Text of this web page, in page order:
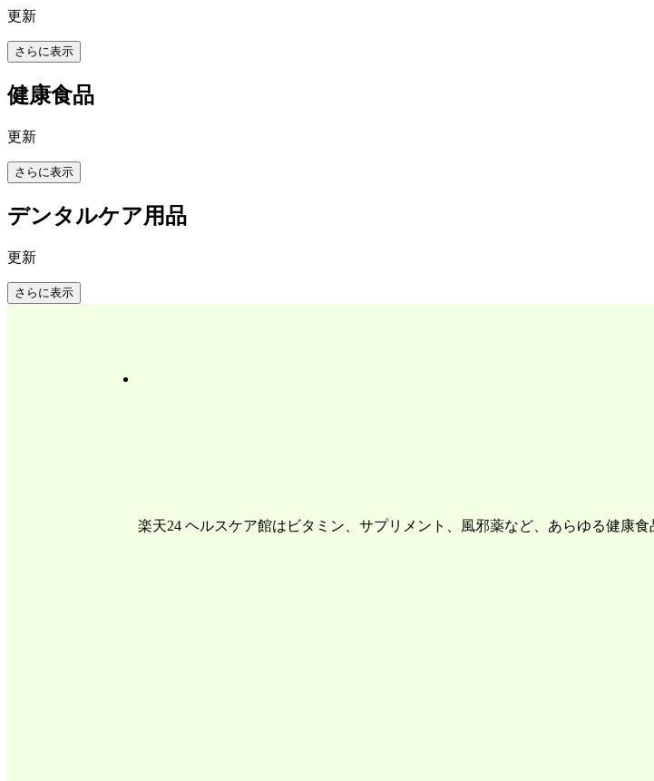
更新
さらに表示
健康食品
更新
さらに表示
デンタルケア用品
更新
さらに表示
楽天24 ヘルスケア館はビタミン、サプリメント、風邪薬など、あらゆる健康